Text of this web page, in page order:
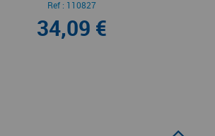
Ref : 110827
34,09 €